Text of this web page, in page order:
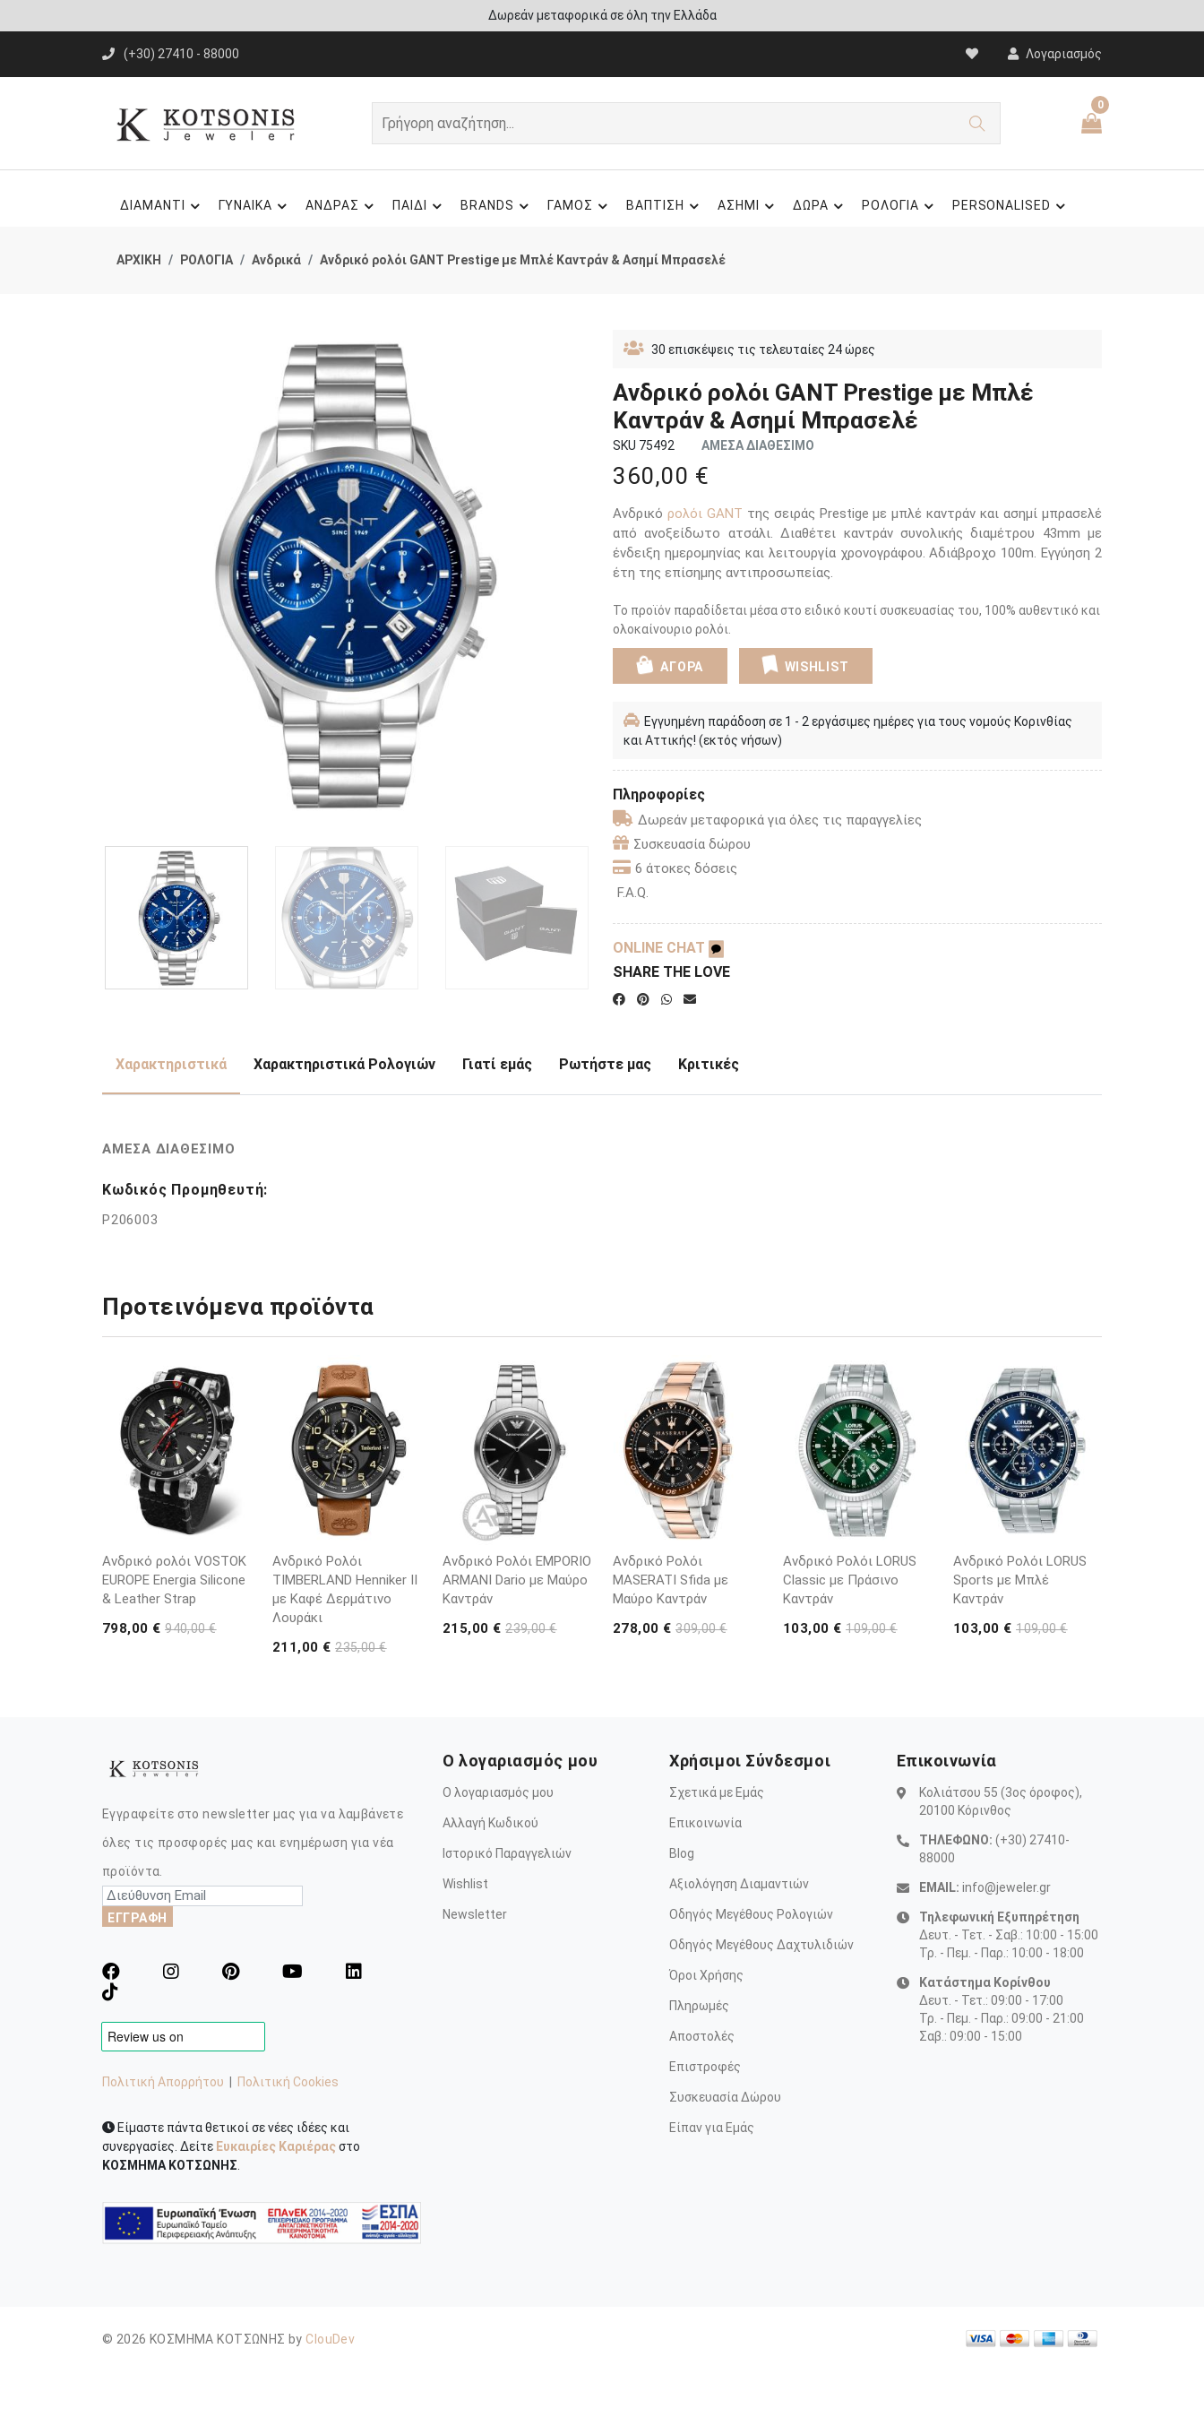
Άμεση παράδοση - Δικαίωμα επιστροφής
(+30) 27410 - 88000 Λογαριασμός
0
ΔΙΑΜΑΝΤΙ ΓΥΝΑΙΚΑ ΑΝΔΡΑΣ ΠΑΙΔΙ BRANDS ΓΑΜΟΣ ΒΑΠΤΙΣΗ ΑΣΗΜΙ ΔΩΡΑ ΡΟΛΟΓΙΑ PERSONALISED
ΑΡΧΙΚΗ ΡΟΛΟΓΙΑ Ανδρικά Ανδρικό ρολόι GANT Prestige με Μπλέ Καντράν & Ασημί Μπρασελέ
30 επισκέψεις τις τελευταίες 24 ώρες
Ανδρικό ρολόι GANT Prestige με Μπλέ
Καντράν & Ασημί Μπρασελέ
SKU 75492 ΑΜΕΣΑ ΔΙΑΘΕΣΙΜΟ
360,00 €
Ανδρικό ρολόι GANT της σειράς Prestige με μπλέ καντράν και ασημί μπρασελέ
από ανοξείδωτο ατσάλι. Διαθέτει καντράν συνολικής διαμέτρου 43mm με
ένδειξη ημερομηνίας και λειτουργία χρονογράφου. Αδιάβροχο 100m. Εγγύηση 2
έτη της επίσημης αντιπροσωπείας.
Το προϊόν παραδίδεται μέσα στο ειδικό κουτί συσκευασίας του, 100% αυθεντικό και
ολοκαίνουριο ρολόι.
ΑΓΟΡΑ WISHLIST
Εγγυημένη παράδοση σε 1 - 2 εργάσιμες ημέρες για τους νομούς Κορινθίας
και Αττικής! (εκτός νήσων)
Πληροφορίες
Δωρεάν μεταφορικά για όλες τις παραγγελίες
Συσκευασία δώρου
6 άτοκες δόσεις
F.A.Q.
ONLINE CHAT
SHARE THE LOVE
Χαρακτηριστικά Χαρακτηριστικά Ρολογιών Γιατί εμάς Ρωτήστε μας Κριτικές
ΑΜΕΣΑ ΔΙΑΘΕΣΙΜΟ
Κωδικός Προμηθευτή:
P206003
Προτεινόμενα προϊόντα
Ανδρικό ρολόι VOSTOK
EUROPE Energia Silicone
& Leather Strap
798,00 €940,00 €
Ανδρικό Ρολόι
TIMBERLAND Henniker II
με Καφέ Δερμάτινο
Λουράκι
211,00 €235,00 €
Ανδρικό Ρολόι EMPORIO
ARΜΑΝΙ Dario με Μαύρο
Καντράν
215,00 €239,00 €
Ανδρικό Ρολόι
MASERATI Sfida με
Μαύρο Καντράν
278,00 €309,00 €
Ανδρικό Ρολόι LORUS
Classic με Πράσινο
Καντράν
103,00 €109,00 €
Ανδρικό Ρολόι LORUS
Sports με Μπλέ
Καντράν
103,00 €109,00 €
Εγγραφείτε στο newsletter μας για να λαμβάνετε
όλες τις προσφορές μας και ενημέρωση για νέα
προϊόντα.
ΕΓΓΡΑΦΗ
Πολιτική Απορρήτου Πολιτική Cookies
Είμαστε πάντα θετικοί σε νέες ιδέες και
συνεργασίες. Δείτε Ευκαιρίες Καριέραςστο
ΚΟΣΜΗΜΑ ΚΟΤΣΩΝΗΣ
Ο λογαριασμός μου
Ο λογαριασμός μου
Αλλαγή Κωδικού
Ιστορικό Παραγγελιών
Wishlist
Newsletter
Χρήσιμοι Σύνδεσμοι
Σχετικά με Εμάς
Επικοινωνία
Blog
Αξιολόγηση Διαμαντιών
Οδηγός Μεγέθους Ρολογιών
Οδηγός Μεγέθους Δαχτυλιδιών
Όροι Χρήσης
Πληρωμές
Αποστολές
Επιστροφές
Συσκευασία Δώρου
Είπαν για Εμάς
Επικοινωνία
Κολιάτσου 55 (3ος όροφος),
20100 Κόρινθος
ΤΗΛΕΦΩΝΟ: (+30) 27410-
88000
EMAIL: info@jeweler.gr
Τηλεφωνική Εξυπηρέτηση
Δευτ. - Τετ. - Σαβ.: 10:00 - 15:00
Τρ. - Πεμ. - Παρ.: 10:00 - 18:00
Κατάστημα Κορίνθου
Δευτ. - Τετ.: 09:00 - 17:00
Τρ. - Πεμ. - Παρ.: 09:00 - 21:00
Σαβ.: 09:00 - 15:00
© 2026 ΚΟΣΜΗΜΑ ΚΟΤΣΩΝΗΣ by ClouDev